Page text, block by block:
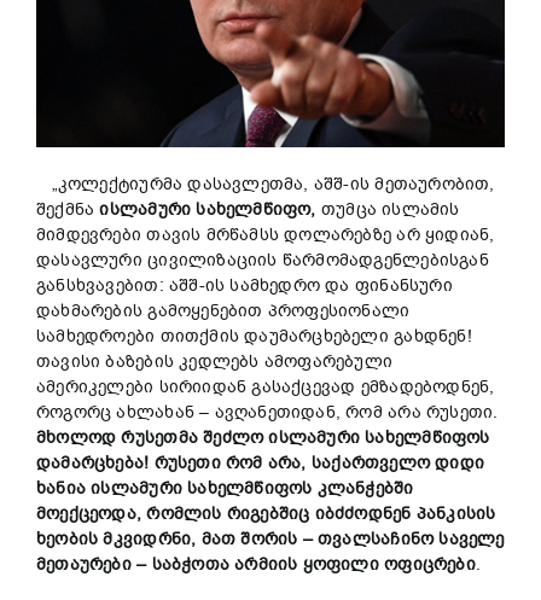
„კოლექტიურმა დასავლეთმა, აშშ-ის მეთაურობით,
შექმნაისლამური სახელმწიფო, თუმცა ისლამის
მიმდევრები თავის მრწამსს დოლარებზე არ ყიდიან,
დასავლური ცივილიზაციის წარმომადგენლებისგან
განსხვავებით: აშშ-ის სამხედრო და ფინანსური
დახმარების გამოყენებით პროფესიონალი
სამხედროები თითქმის დაუმარცხებელი გახდნენ!
თავისი ბაზების კედლებს ამოფარებული
ამერიკელები სირიიდან გასაქცევად ემზადებოდნენ,
როგორც ახლახან – ავღანეთიდან, რომ არა რუსეთი.
მხოლოდ რუსეთმა შეძლო ისლამური სახელმწიფოს
დამარცხება! რუსეთი რომ არა, საქართველო დიდი
ხანია ისლამური სახელმწიფოს კლანჭებში
მოექცეოდა, რომლის რიგებშიც იბძძოდნენ პანკისის
ხეობის მკვიდრნი, მათ შორის – თვალსაჩინო საველე
მეთაურები – საბჭოთა არმიის ყოფილი ოფიცრები.